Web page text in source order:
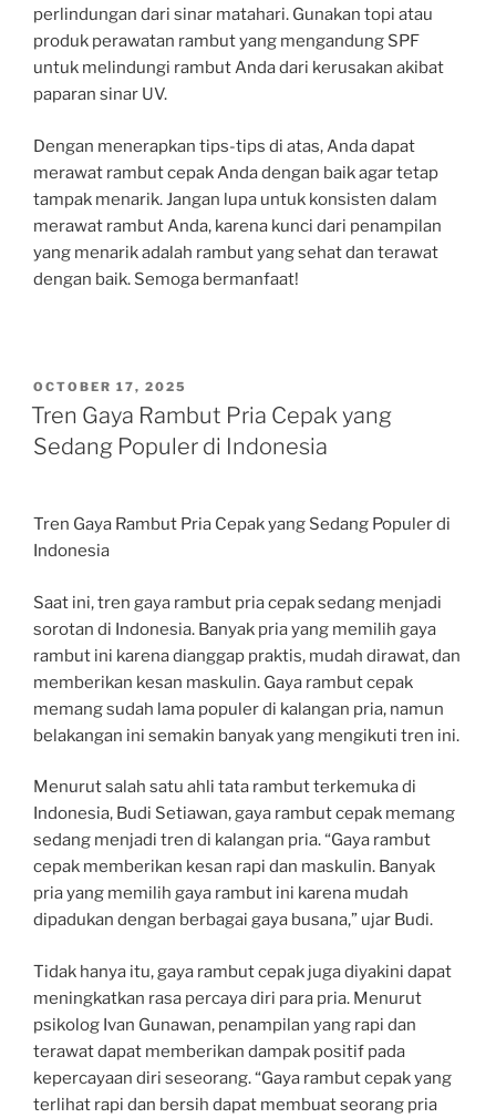
perlindungan dari sinar matahari. Gunakan topi atau
produk perawatan rambut yang mengandung SPF
untuk melindungi rambut Anda dari kerusakan akibat
paparan sinar UV.
Dengan menerapkan tips-tips di atas, Anda dapat
merawat rambut cepak Anda dengan baik agar tetap
tampak menarik. Jangan lupa untuk konsisten dalam
merawat rambut Anda, karena kunci dari penampilan
yang menarik adalah rambut yang sehat dan terawat
dengan baik. Semoga bermanfaat!
POSTED
ON
OCTOBER 17, 2025
Tren Gaya Rambut Pria Cepak yang
Sedang Populer di Indonesia
Tren Gaya Rambut Pria Cepak yang Sedang Populer di
Indonesia
Saat ini, tren gaya rambut pria cepak sedang menjadi
sorotan di Indonesia. Banyak pria yang memilih gaya
rambut ini karena dianggap praktis, mudah dirawat, dan
memberikan kesan maskulin. Gaya rambut cepak
memang sudah lama populer di kalangan pria, namun
belakangan ini semakin banyak yang mengikuti tren ini.
Menurut salah satu ahli tata rambut terkemuka di
Indonesia, Budi Setiawan, gaya rambut cepak memang
sedang menjadi tren di kalangan pria. “Gaya rambut
cepak memberikan kesan rapi dan maskulin. Banyak
pria yang memilih gaya rambut ini karena mudah
dipadukan dengan berbagai gaya busana,” ujar Budi.
Tidak hanya itu, gaya rambut cepak juga diyakini dapat
meningkatkan rasa percaya diri para pria. Menurut
psikolog Ivan Gunawan, penampilan yang rapi dan
terawat dapat memberikan dampak positif pada
kepercayaan diri seseorang. “Gaya rambut cepak yang
terlihat rapi dan bersih dapat membuat seorang pria